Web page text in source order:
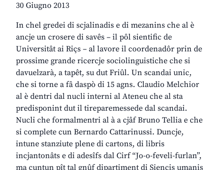
30 Giugno 2013
In chel gredei di scjalinadis e di mezanins che al è
ancje un crosere di savês – il pôl sientific de
Universitât ai Riçs – al lavore il coordenadôr prin de
prossime grande ricercje sociolinguistiche che si
davuelzarà, a tapêt, su dut Friûl. Un scandai unic,
che si torne a fâ daspò di 15 agns. Claudio Melchior
al è dentri dal nucli interni al Ateneu che al sta
predisponint dut il tireparemessede dal scandai.
Nucli che formalmentri al à a cjâf Bruno Tellia e che
si complete cun Bernardo Cattarinussi. Duncje,
intune stanziute plene di cartons, di libris
incjantonâts e di adesîfs dal Cirf “Jo-o-feveli-furlan”,
ma cuntun pît tal gnûf dipartiment di Siencis umanis